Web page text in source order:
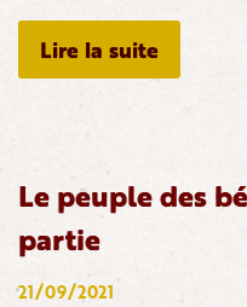
Lire la suite
Le peuple des
partie
21/09/2021